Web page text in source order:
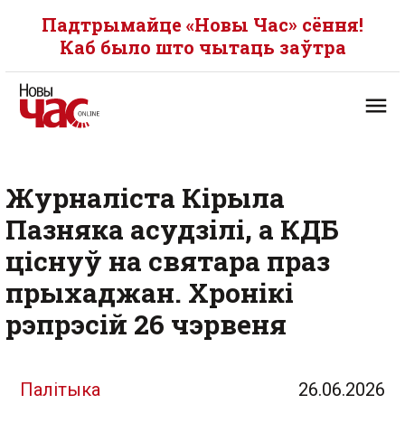
Падтрымайце «Новы Час» сёння!
Каб было што чытаць заўтра
Журналіста Кірыла
Пазняка асудзілі, а КДБ
ціснуў на святара праз
прыхаджан. Хронікі
рэпрэсій 26 чэрвеня
Палітыка 26.06.2026